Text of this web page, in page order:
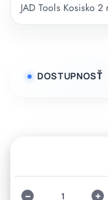
JAD Tools Kosisko
DOSTUPNOSŤ